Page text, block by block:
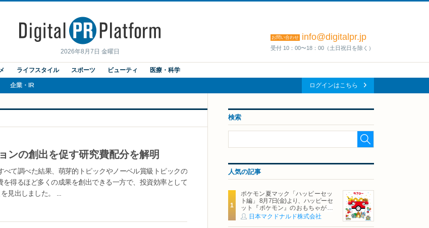
2026年8月7日 金曜日
お問い合わせ info@digitalpr.jp
受付 10：00〜18：00（土日祝日を除く）
ライフスタイル スポーツ ビューティ 医療・科学
企業・IR ログインはこちら
ンの創出を促す研究費配分を解明
て調べた結果、萌芽的トピックやノーベル賞級トピックの
得るほど多くの成果を創出できる一方で、投資効率として
見出しました。 ...
検索
人気の記事
ポケモン夏マック「ハッピーセッ
ト編」 8月7日(金)より、ハッピーセ
ット『ポケモン』のおもちゃが期
間限定登場
日本マクドナルド株式会社